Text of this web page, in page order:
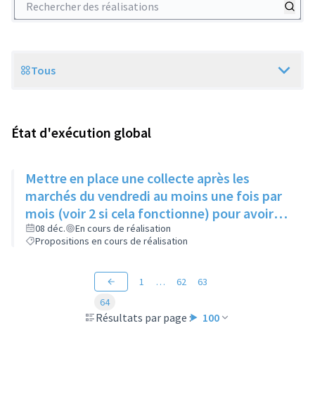
Scope
Tous
État d'exécution global
Mettre en place une collecte après les
marchés du vendredi au moins une fois par
mois (voir 2 si cela fonctionne) pour avoir
des produits frais pour l'Epice'Rill
08 déc.
En cours de réalisation
Propositions en cours de réalisation
Résultats par page : 100
1 … 62
63
64